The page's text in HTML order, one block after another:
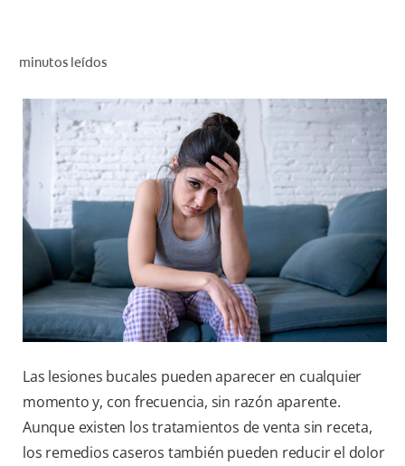
PROMOCIONES
CR (ES)
SUSCRÍBASE
minutos leídos
Las lesiones bucales pueden aparecer en cualquier
momento y, con frecuencia, sin razón aparente.
Aunque existen los tratamientos de venta sin receta,
los remedios caseros también pueden reducir el dolor